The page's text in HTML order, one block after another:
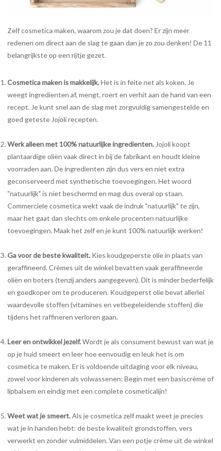
Links
Zelf cosmetica maken, waarom zou je dat doen? Er zijn meer
redenen om direct aan de slag te gaan dan je zo zou denken! De 11
belangrijkste op een rijtje gezet.
Cosmetica maken is makkelijk.Het is in feite net als koken. Je
weegt ingredienten af, mengt, roert en verhit aan de hand van een
recept. Je kunt snel aan de slag met zorgvuldig samengestelde en
goed geteste Jojoli recepten.
Werk alleen met 100% natuurlijke ingredienten. Jojoli koopt
plantaardige oliën vaak direct in bij de fabrikant en houdt kleine
voorraden aan. De ingredienten zijn dus vers en niet extra
geconserveerd met synthetische toevoegingen. Het woord
"natuurlijk" is niet beschermd en mag dus overal op staan.
Commerciele cosmetica wekt vaak de indruk "natuurlijk" te zijn,
maar het gaat dan slechts om enkele procenten natuurlijke
toevoegingen. Maak het zelf en je kunt 100% natuurlijk werken!
Ga voor de beste kwaliteit. Kies koudgeperste olie in plaats van
geraffineerd. Crèmes uit de winkel bevatten vaak geraffineerde
oliën en boters (tenzij anders aangegeven). Dit is minder bederfelijk
en goedkoper om te produceren. Koudgeperst olie bevat allerlei
waardevolle stoffen (vitamines en vetbegeleidende stoffen) die
tijdens het raffineren verloren gaan.
Leer en ontwikkel jezelf.Wordt je als consument bewust van wat je
op je huid smeert en leer hoe eenvoudig en leuk het is om
cosmetica te maken. Er is voldoende uitdaging voor elk niveau,
zowel voor kinderen als volwassenen: Begin met een basiscrème of
lipbalsem en eindig met een complete cosmeticalijn!
Weet wat je smeert.Als je cosmetica zelf maakt weet je precies
wat je in handen hebt: de beste kwaliteit grondstoffen, vers
verwerkt en zonder vulmiddelen. Van een potje crème uit de winkel